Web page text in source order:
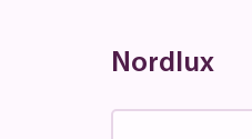
Nordlux